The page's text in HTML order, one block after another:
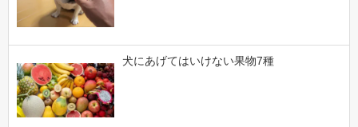
犬にあげてはいけない果物7種